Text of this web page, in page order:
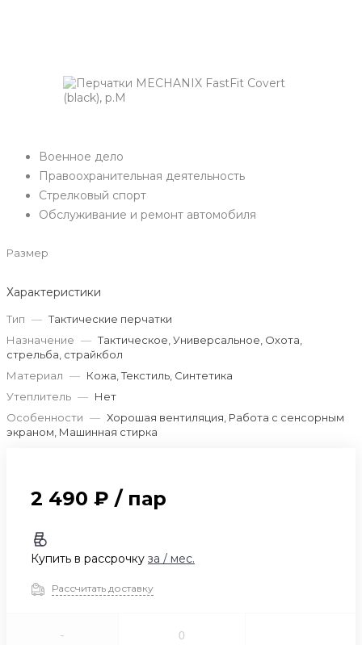
Военное дело
Правоохранительная деятельность
Стрелковый спорт
Обслуживание и ремонт автомобиля
Размер
Характеристики
Тип — Тактические перчатки
Назначение — Тактическое, Универсальное, Охота,
стрельба, страйкбол
Материал — Кожа, Текстиль, Синтетика
Утеплитель — Нет
Особенности — Хорошая вентиляция, Работа с сенсорным
экраном, Машинная стирка
2 490 ₽ / пар
Купить в рассрочку за / мес.
Рассчитать доставку
-